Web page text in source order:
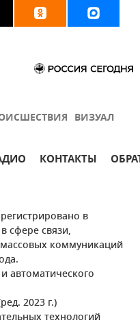
ВИЗУАЛ
КОНТАКТЫ
в
сфере связи,
коммуникаций
автоматического
2023 г.)
технологий